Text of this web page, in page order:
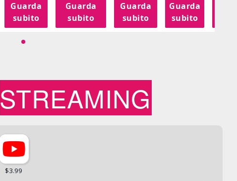
Guarda
subito
Guarda
subito
Guarda
subito
Guarda
subito
STREAMING